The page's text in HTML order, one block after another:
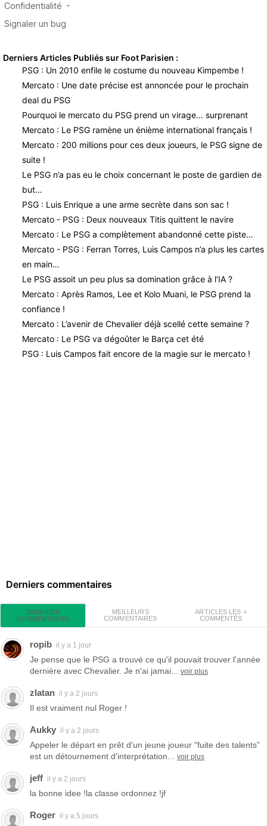
Derniers Articles Publiés sur Foot Parisien :
PSG : Un 2010 enfile le costume du nouveau Kimpembe !
Mercato : Une date précise est annoncée pour le prochain
deal du PSG
Pourquoi le mercato du PSG prend un virage… surprenant
Mercato : Le PSG ramène un énième international français !
Mercato : 200 millions pour ces deux joueurs, le PSG signe de
suite !
Le PSG n’a pas eu le choix concernant le poste de gardien de
but…
PSG : Luis Enrique a une arme secrète dans son sac !
Mercato - PSG : Deux nouveaux Titis quittent le navire
Mercato : Le PSG a complètement abandonné cette piste…
Mercato - PSG : Ferran Torres, Luis Campos n’a plus les cartes
en main…
Le PSG assoit un peu plus sa domination grâce à l’IA ?
Mercato : Après Ramos, Lee et Kolo Muani, le PSG prend la
confiance !
Mercato : L’avenir de Chevalier déjà scellé cette semaine ?
Mercato : Le PSG va dégoûter le Barça cet été
PSG : Luis Campos fait encore de la magie sur le mercato !
Derniers commentaires
DERNIERS
COMMENTAIRES
MEILLEURS
COMMENTAIRES
ARTICLES LES +
COMMENTÉS
ropib il y a 1 jour
Je pense que le PSG a trouvé ce qu'il pouvait trouver l'année
dernière avec Chevalier. Je n'ai jamai... voir plus
zlatan il y a 2 jours
Il est vraiment nul Roger !
Aukky il y a 2 jours
Appeler le départ en prêt d'un jeune joueur "fuite des talents"
est un détournement d'interprétation... voir plus
jeff il y a 2 jours
la bonne idee !la classe ordonnez !jf
Roger il y a 5 jours